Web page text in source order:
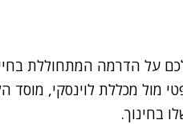
על הדרמה המתחוללת
מול מכללת לוינסקי, מוסד
בחינוך.